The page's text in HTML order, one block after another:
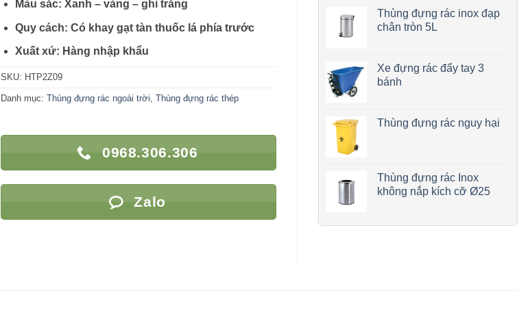
Màu sắc: Xanh – vàng – ghi trắng
Quy cách: Có khay gạt tàn thuốc lá phía trước
Xuất xứ: Hàng nhập khẩu
SKU: HTP2Z09
Danh mục: Thùng đựng rác ngoài trời Thùng đựng rác thép
0968.306.306
Zalo
Thùng đựng rác inox đạp
chân tròn 5L
Xe đựng rác đẩy tay 3
bánh
Thùng đựng rác nguy hại
Thùng đựng rác Inox
không nắp kích cỡ Ø25